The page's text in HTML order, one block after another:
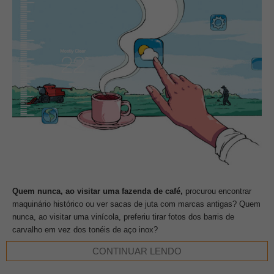
Quem nunca, ao visitar uma fazenda de café, procurou encontrar
maquinário histórico ou ver sacas de juta com marcas antigas? Quem
nunca, ao visitar uma vinícola, preferiu tirar fotos dos barris de
carvalho em vez dos tonéis de aço inox?
CONTINUAR LENDO